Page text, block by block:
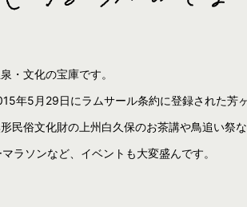
・文化の宝庫です。
年5月29日にラムサール条約に登録された芳
民俗文化財の上州白久保のお茶講や鳥追い祭
ラソンなど、イベントも大変盛んです。